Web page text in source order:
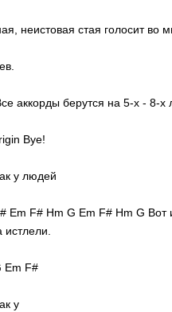
неистовая стая голосит во
аккорды берутся на 5-х - 8-х
Bye!
у людей
Em F# Hm G Em F# Hm G
истлели.
Em F#
у